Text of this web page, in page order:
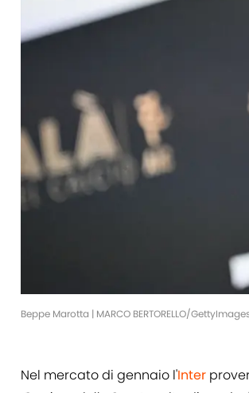
Beppe Marotta | MARCO BERTORELLO/
Nel mercato di gennaio l'Inter